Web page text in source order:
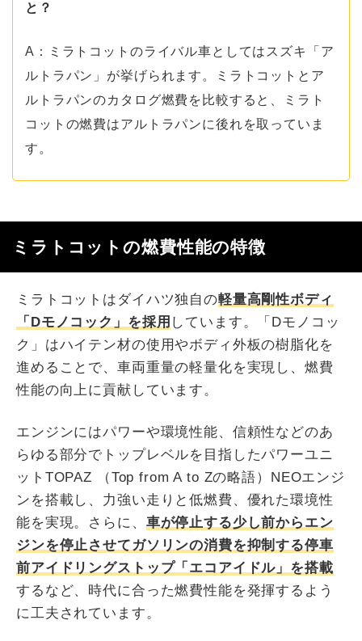
と？
A：ミラトコットのライバル車としてはスズキ「ア
ルトラパン」が挙げられます。ミラトコットとア
ルトラパンのカタログ燃費を比較すると、ミラト
コットの燃費はアルトラパンに後れを取っていま
す。
ミラトコットの燃費性能の特徴
ミラトコットはダイハツ独自の軽量高剛性ボディ
「Dモノコック」を採用 しています。「Dモノコッ
ク」はハイテン材の使用やボディ外板の樹脂化を
進めることで、車両重量の軽量化を実現し、燃費
性能の向上に貢献しています。
エンジンにはパワーや環境性能、信頼性などのあ
らゆる部分でトップレベルを目指したパワーユニ
ットTOPAZ （Top from A to Zの略語）NEOエンジ
ンを搭載し、力強い走りと低燃費、優れた環境性
能を実現。さらに、 車が停止する少し前からエン
ジンを停止させてガソリンの消費を抑制する停車
前アイドリングストップ「エコアイドル」を搭載
するなど、時代に合った燃費性能を発揮するよう
に工夫されています。